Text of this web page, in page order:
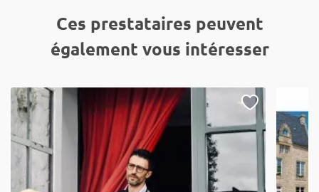
Ces prestataires peuvent
également vous intéresser